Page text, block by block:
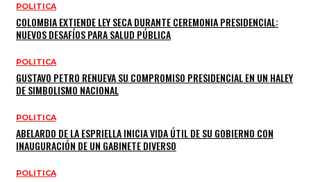
POLITICA
COLOMBIA EXTIENDE LEY SECA DURANTE CEREMONIA PRESIDENCIAL:
NUEVOS DESAFÍOS PARA SALUD PÚBLICA
POLITICA
GUSTAVO PETRO RENUEVA SU COMPROMISO PRESIDENCIAL EN UN HALEY
DE SIMBOLISMO NACIONAL
POLITICA
ABELARDO DE LA ESPRIELLA INICIA VIDA ÚTIL DE SU GOBIERNO CON
INAUGURACIÓN DE UN GABINETE DIVERSO
POLITICA